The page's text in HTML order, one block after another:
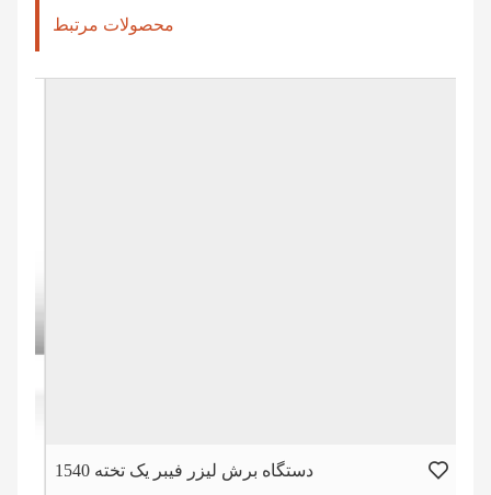
محصولات مرتبط
دستگاه برش لیزر فیبر یک تخته 1540